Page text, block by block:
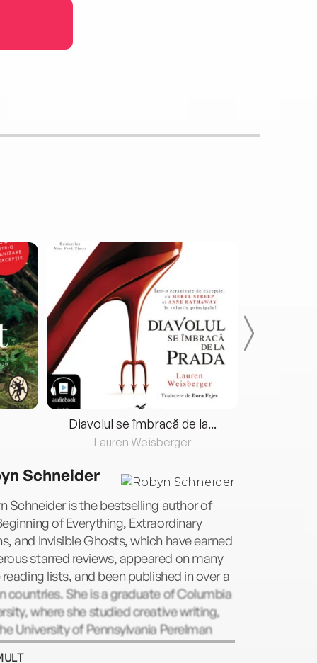
Diavolul se îmbracă de la...
Lauren Weisberger
Schneider
Schneider is the bestselling author of
of Everything, Extraordinary
and Invisible Ghosts, which have earned
starred reviews, appeared on many
lists, and been published in over a
countries. She is a graduate of Columbia
where she studied creative writing,
University of Pennsylvania Perelman
of Medicine, where she earned a master